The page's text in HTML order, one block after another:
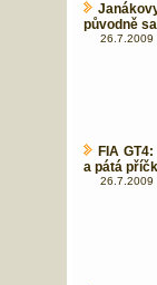
původně
26.7.2009
FIA
a pátá
26.7.2009